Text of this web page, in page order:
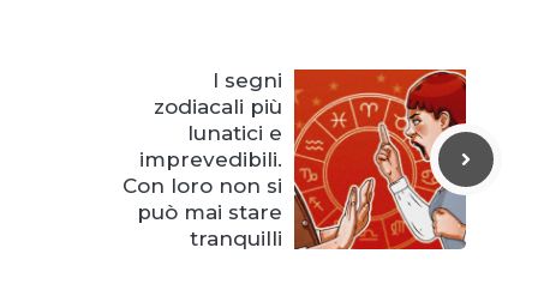
I segni
zodiacali più
lunatici e
imprevedibili.
Con loro non si
può mai stare
tranquilli